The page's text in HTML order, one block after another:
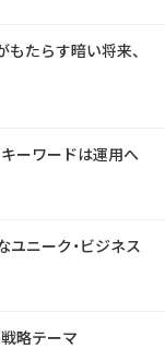
たらす暗い将来、
ーワードは運用へ
ニーク・ビジネス
略テーマ